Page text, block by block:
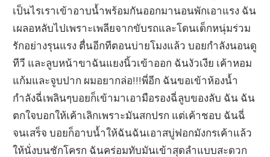
เป็นไรเราเข้าอาบน้ำพร้อมกันออกมานอนพักเอาแรง ฉัน
เผลอหลับไปเพราะเพลียจากขับรถและโดนเด็กหนุ่มร่วม
รักอย่างรุนแรง ตื่นอีกทีตอนบ่ายโมงแล้ว บอยกำลังนอนดู
ทีวี และลูบหน้าขาฉันแยงนิ้วเข้าออก ฉันงัวเงีย เค้าหอม
แก้มและจูบปาก ผมอยากล่อ!!!พี่อีก ฉันขอเข้าห้องน้ำ
กำลังฉี่เพลินๆบอยก็เข้ามาเอามือรองฉี่ลูบของลับ ฉัน ฉัน
ตกใจบอกให้เค้าเลิกเพราะมันสกปรก แต่เค้าชอบ ฉันฉี่
จนเสร็จ บอยก็อาบน้ำให้ฉันฉันเอาสบู่ฟอกมังกรเค้าแล้ว
ให้นั่งบนชักโครก ฉันคร่อมทับมันเข้าสุดลำแบบสะดวก